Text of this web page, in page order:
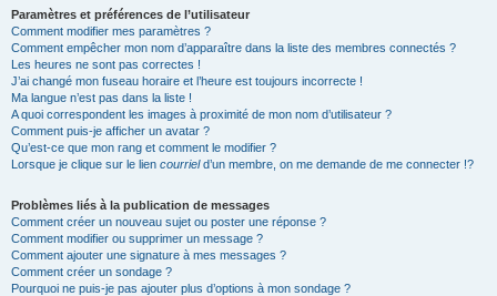
Paramètres et préférences de l’utilisateur
Comment modifier mes paramètres ?
Comment empêcher mon nom d’apparaître dans la liste des membres connectés ?
Les heures ne sont pas correctes !
J’ai changé mon fuseau horaire et l’heure est toujours incorrecte !
Ma langue n’est pas dans la liste !
A quoi correspondent les images à proximité de mon nom d’utilisateur ?
Comment puis-je afficher un avatar ?
Qu’est-ce que mon rang et comment le modifier ?
Lorsque je clique sur le lien courrield’un membre, on me demande de me connecter !?
Problèmes liés à la publication de messages
Comment créer un nouveau sujet ou poster une réponse ?
Comment modifier ou supprimer un message ?
Comment ajouter une signature à mes messages ?
Comment créer un sondage ?
Pourquoi ne puis-je pas ajouter plus d’options à mon sondage ?